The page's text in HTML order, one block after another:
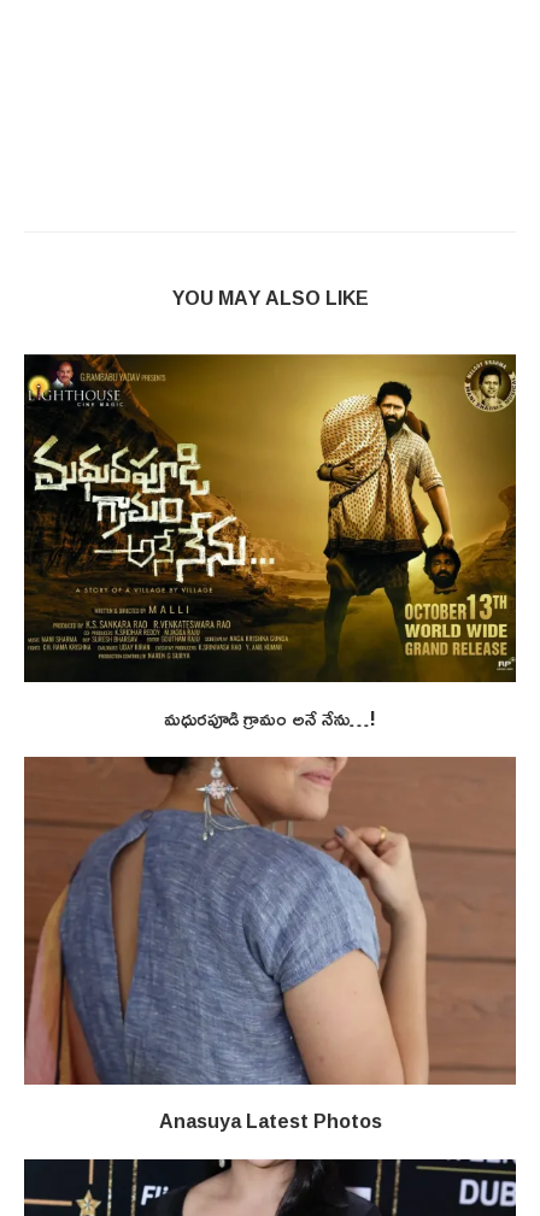
YOU MAY ALSO LIKE
మధురపూడి గ్రామం అనే నేను…!
Anasuya Latest Photos